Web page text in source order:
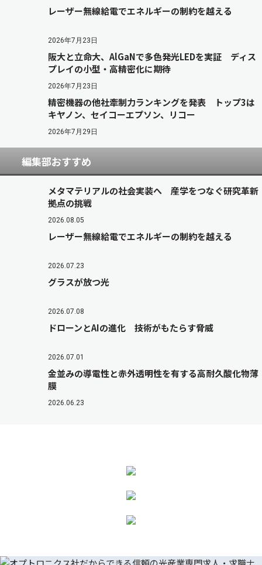
レーザー無線給電でエネルギーの制約を越える
2026年7月23日
阪大と立命大、AlGaNで多色発光LEDを実証 ディス
プレイの小型・高精密化に期待
2026年7月23日
精密機器の他社牽制力ランキングを発表 トップ3は
キヤノン、セイコーエプソン、リコー
2026年7月29日
編集部おすすめ
メタマテリアルの社会実装へ 産学をつなぐ研究革新
拠点の挑戦
2026.08.05
レーザー無線給電でエネルギーの制約を越える
2026.07.23
グラスが放つ光
2026.07.08
ドローンとAIの進化 技術がもたらす脅威
2026.07.01
金並みの導電性と赤外透明性を有する高耐久酸化物薄
膜
2026.06.23